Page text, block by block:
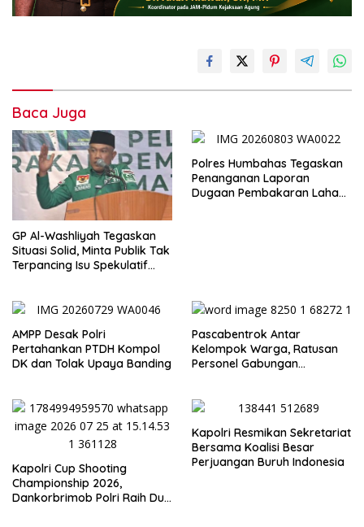
Baca Juga
GP Al-Washliyah Tegaskan
Situasi Solid, Minta Publik Tak
Terpancing Isu Spekulatif
Polres Humbahas Tegaskan
Penanganan Laporan
Dugaan Pembakaran Lahan
AMPP Desak Polri
Pertahankan PTDH Kompol
DK dan Tolak Upaya Banding
Pascabentrok Antar
Kelompok Warga, Ratusan
Personel Gabungan
Kapolri Cup Shooting
Championship 2026,
Dankorbrimob Polri Raih Dua
Kapolri Resmikan Sekretariat
Bersama Koalisi Besar
Perjuangan Buruh Indonesia